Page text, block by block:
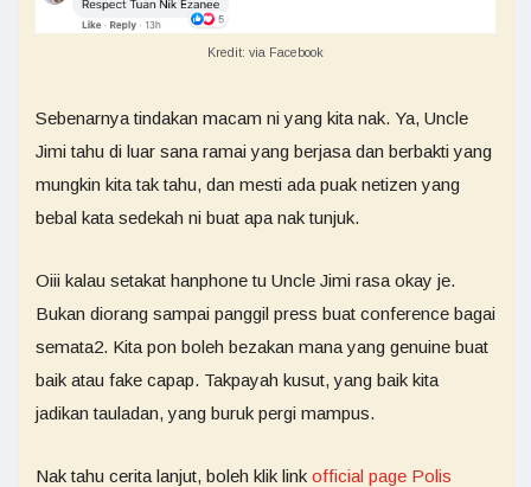
Kredit: via Facebook
Sebenarnya tindakan macam ni yang kita nak. Ya, Uncle
Jimi tahu di luar sana ramai yang berjasa dan berbakti yang
mungkin kita tak tahu, dan mesti ada puak netizen yang
bebal kata sedekah ni buat apa nak tunjuk.
Oiii kalau setakat hanphone tu Uncle Jimi rasa okay je.
Bukan diorang sampai panggil press buat conference bagai
semata2. Kita pon boleh bezakan mana yang genuine buat
baik atau fake capap. Takpayah kusut, yang baik kita
jadikan tauladan, yang buruk pergi mampus.
Nak tahu cerita lanjut, boleh klik link official page Polis